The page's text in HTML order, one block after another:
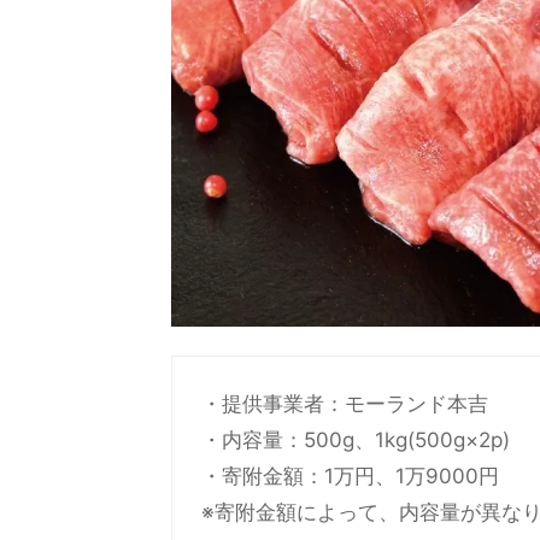
・提供事業者：モーランド本吉
・内容量：500g、1kg(500g×2p)
・寄附金額：1万円、1万9000円
※寄附金額によって、内容量が異な